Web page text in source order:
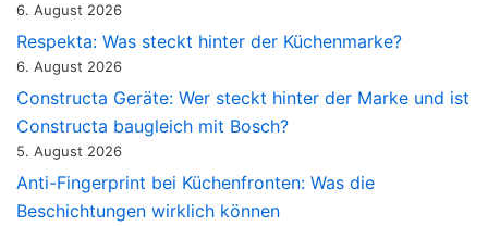
6. August 2026
Respekta: Was steckt hinter der Küchenmarke?
6. August 2026
Constructa Geräte: Wer steckt hinter der Marke und ist
Constructa baugleich mit Bosch?
5. August 2026
Anti-Fingerprint bei Küchenfronten: Was die
Beschichtungen wirklich können